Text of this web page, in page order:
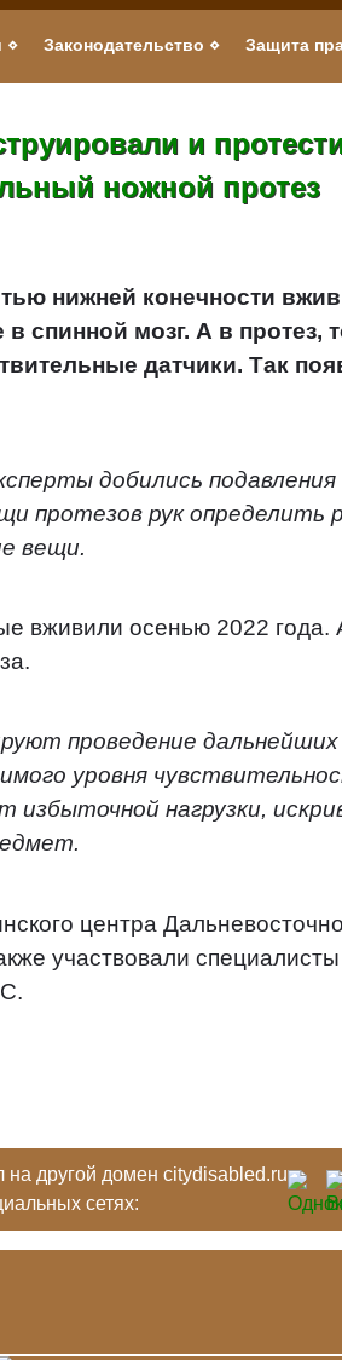
Законодательство Защита
и
ножной протез
нижней конечности
спинной мозг. А в протез,
датчики. Так
добились
протезов рук определить
вещи.
вживили осенью 2022 года.
проведение
уровня
избыточной нагрузки,
центра
участвовали
на другой домен citydisabled.ru
сетях: